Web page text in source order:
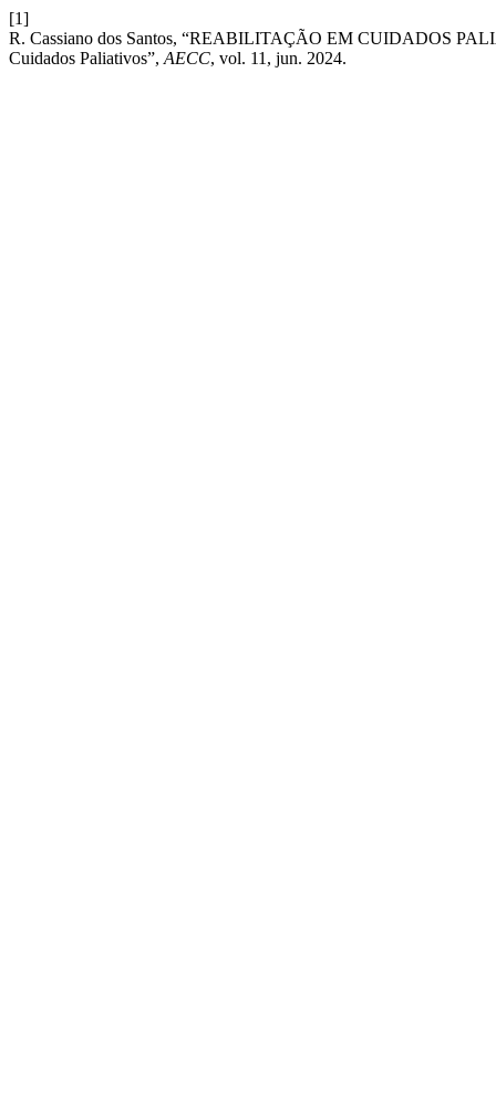
[1]
R. Cassiano dos Santos, “REABILITAÇÃO EM CUIDADOS
Cuidados Paliativos”, AECC, vol. 11, jun. 2024.